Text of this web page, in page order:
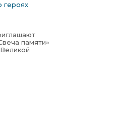
памяти»